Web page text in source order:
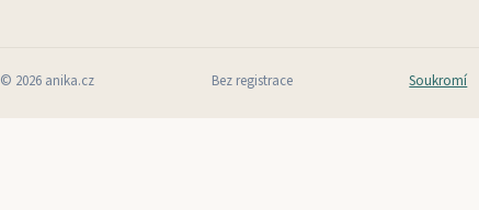
© 2026 anika.cz Bez registrace Soukromí